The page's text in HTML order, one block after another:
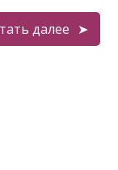
далее